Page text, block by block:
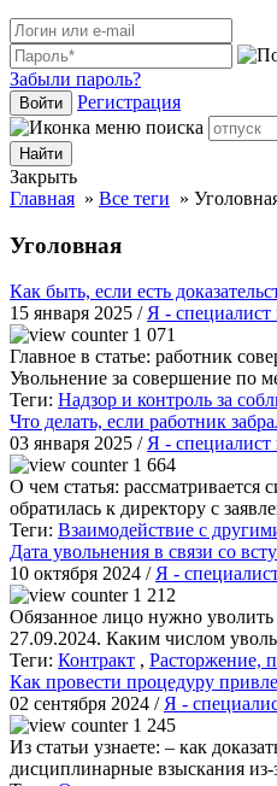
Забыли пароль?
Войти Регистрация
Закрыть
Главная » Все теги »
Уголовная
Как быть, если есть
15 января 2025 /Я -
1 071
Главное в статье: работник
Увольнение за совершение по
Теги: Надзор и контроль за
Что делать, если работник
03 января 2025 /Я -
1 664
О чем статья:
обратилась к директору с
Теги: Взаимодействие с
Дата увольнения в связи со
10 октября 2024 /Я -
1 212
Обязанное лицо нужно
27.09.2024. Каким числом
Теги: Контракт , Расторжение,
Как провести процедуру
02 сентября 2024 /Я -
1 245
Из статьи узнаете: – как
дисциплинарные взыскания из-